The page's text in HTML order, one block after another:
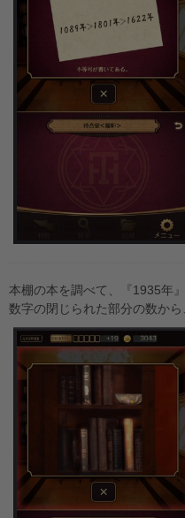
本棚の本を調べて、『1935年』
数字の閉じられた部分の数から